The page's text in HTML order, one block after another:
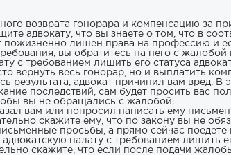
возврата гонорара и компенсацию за
адвокату, что вы знаете о том, что в
пожизненно лишен права на профессию и
вы обратитесь на него с жалобой
с требованием лишить его статуса
вернуть весь гонорар, но и выплатить
результата, адвокат причинил вам вред. В
последствий, сам будет просить вас
вы не обращались с жалобой.
вам или попросил написать ему
скажите ему, что по закону вы не
просьбы, а прямо сейчас поедете
палату с требованием лишить
скажите, что если после подачи